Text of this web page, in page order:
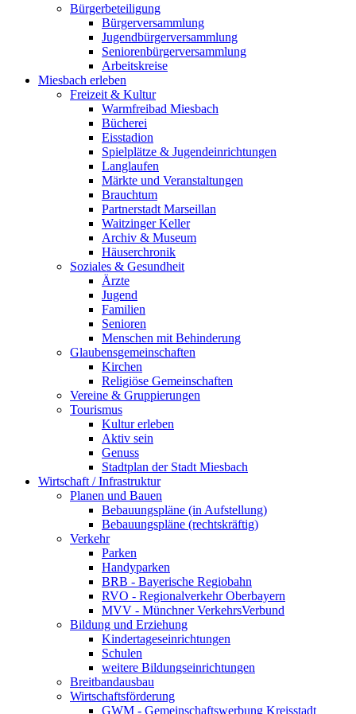
Bürgerbeteiligung
Bürgerversammlung
Jugendbürgerversammlung
Seniorenbürgerversammlung
Arbeitskreise
Miesbach erleben
Freizeit & Kultur
Warmfreibad Miesbach
Bücherei
Eisstadion
Spielplätze & Jugendeinrichtungen
Langlaufen
Märkte und Veranstaltungen
Brauchtum
Partnerstadt Marseillan
Waitzinger Keller
Archiv & Museum
Häuserchronik
Soziales & Gesundheit
Ärzte
Jugend
Familien
Senioren
Menschen mit Behinderung
Glaubensgemeinschaften
Kirchen
Religiöse Gemeinschaften
Vereine & Gruppierungen
Tourismus
Kultur erleben
Aktiv sein
Genuss
Stadtplan der Stadt Miesbach
Wirtschaft / Infrastruktur
Planen und Bauen
Bebauungspläne (in Aufstellung)
Bebauungspläne (rechtskräftig)
Verkehr
Parken
Handyparken
BRB - Bayerische Regiobahn
RVO - Regionalverkehr Oberbayern
MVV - Münchner VerkehrsVerbund
Bildung und Erziehung
Kindertageseinrichtungen
Schulen
weitere Bildungseinrichtungen
Breitbandausbau
Wirtschaftsförderung
GWM - Gemeinschaftswerbung Kreisstadt